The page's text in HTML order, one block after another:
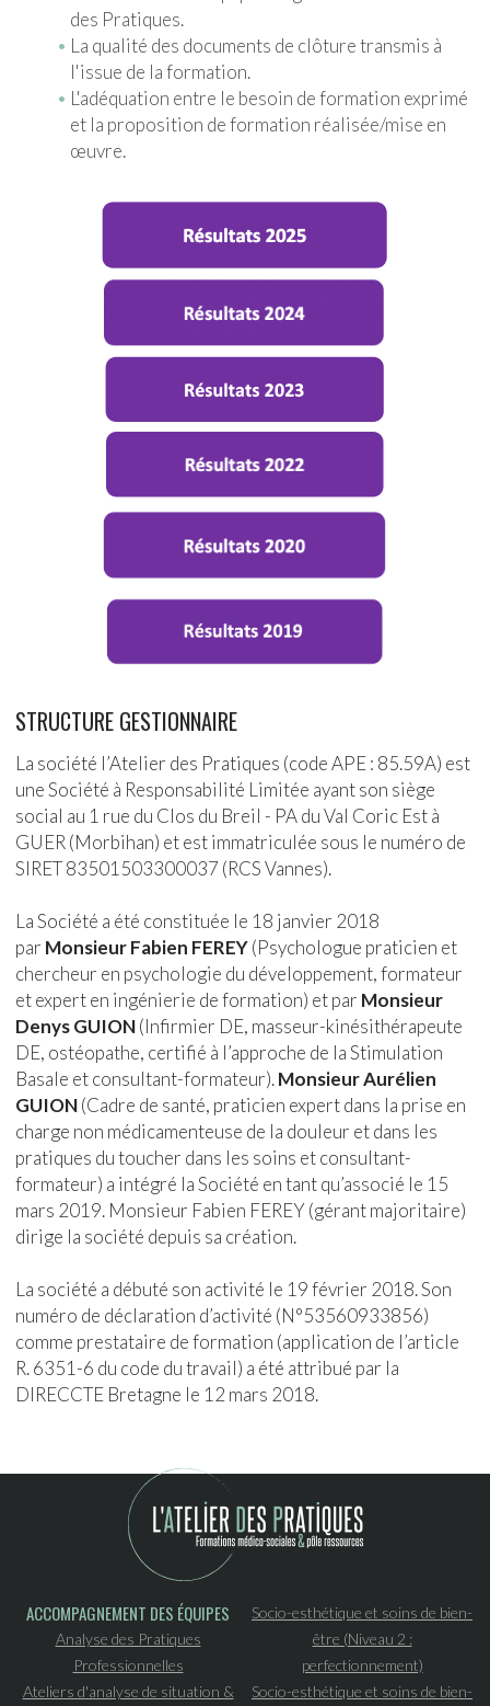
des Pratiques.
La qualité des documents de clôture transmis à
l'issue de la formation.
L'adéquation entre le besoin de formation exprimé
et la proposition de formation réalisée/mise en
œuvre.
STRUCTURE GESTIONNAIRE
La société l’Atelier des Pratiques (code APE : 85.59A) est
une Société à Responsabilité Limitée ayant son siège
social au 1 rue du Clos du Breil - PA du Val Coric Est à
GUER (Morbihan) et est immatriculée sous le numéro de
SIRET 83501503300037 (RCS Vannes).
La Société a été constituée le 18 janvier 2018
par Monsieur Fabien FEREY(Psychologue praticien et
chercheur en psychologie du développement, formateur
et expert en ingénierie de formation) et par Monsieur
Denys GUION(Infirmier DE, masseur-kinésithérapeute
DE, ostéopathe, certifié à l’approche de la Stimulation
Basale et consultant-formateur).Monsieur Aurélien
GUION(Cadre de santé, praticien expert dans la prise en
charge non médicamenteuse de la douleur et dans les
pratiques du toucher dans les soins et consultant-
formateur) a intégré la Société en tant qu’associé le 15
mars 2019. Monsieur Fabien FEREY (gérant majoritaire)
dirige la société depuis sa création.
La société a débuté son activité le 19 février 2018. Son
numéro de déclaration d’activité (N°53560933856)
comme prestataire de formation (application de l’article
R. 6351-6 du code du travail) a été attribué par la
DIRECCTE Bretagne le 12 mars 2018.
ACCOMPAGNEMENT DES ÉQUIPES
Analyse des Pratiques
Professionnelles
Ateliers d'analyse de situation &
Socio-esthétique et soins de bien-
être (Niveau 2 :
perfectionnement)
Socio-esthétique et soins de bien-